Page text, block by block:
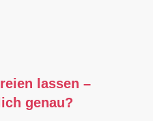
lassen –
genau?